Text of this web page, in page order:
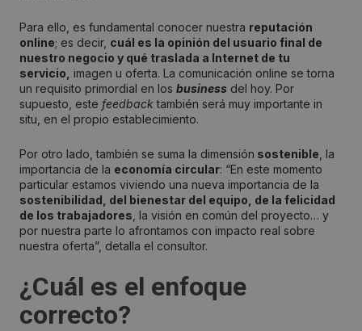
Para ello, es fundamental conocer nuestra reputación
online; es decir, cuál es la opinión del usuario final de
nuestro negocio y qué traslada a Internet de tu
servicio, imagen u oferta. La comunicación online se torna
un requisito primordial en los business del hoy. Por
supuesto, este feedbacktambién será muy importante in
situ, en el propio establecimiento.
Por otro lado, también se suma la dimensión sostenible , la
importancia de la economía circular: “En este momento
particular estamos viviendo una nueva importancia de la
sostenibilidad, del bienestar del equipo, de la felicidad
de los trabajadores , la visión en común del proyecto… y
por nuestra parte lo afrontamos con impacto real sobre
nuestra oferta”, detalla el consultor.
¿Cuál es el enfoque
correcto?